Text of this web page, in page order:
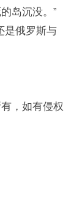
岛沉没。”
是俄罗斯与
，如有侵权